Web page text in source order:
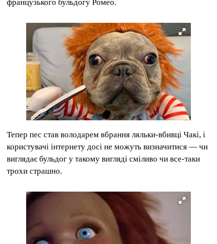
французького бульдогу Ромео.
Тепер пес став володарем вбрання ляльки-вбивці Чакі, і
користувачі інтернету досі не можуть визначитися — чи
виглядає бульдог у такому вигляді сміливо чи все-таки
трохи страшно.